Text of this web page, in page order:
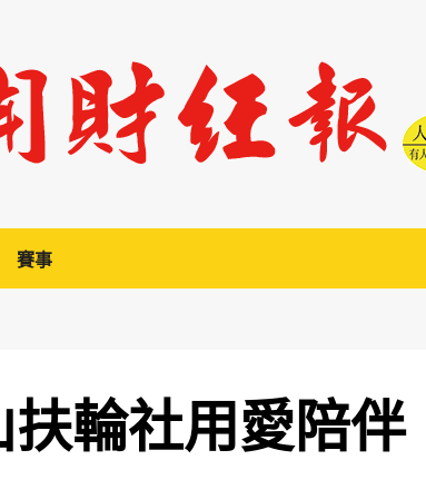
賽事
輪社用愛陪伴